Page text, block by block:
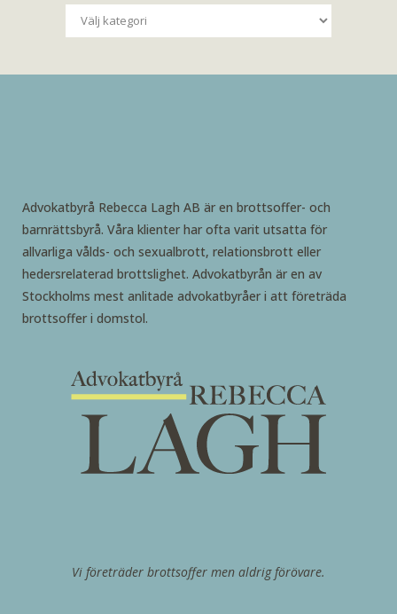
Kategorier
Advokatbyrå Rebecca Lagh AB är en brottsoffer- och
barnrättsbyrå. Våra klienter har ofta varit utsatta för
allvarliga vålds- och sexualbrott, relationsbrott eller
hedersrelaterad brottslighet. Advokatbyrån är en av
Stockholms mest anlitade advokatbyråer i att företräda
brottsoffer i domstol.
Vi företräder brottsoffer men aldrig förövare.